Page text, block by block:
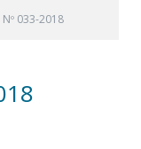
033-2018